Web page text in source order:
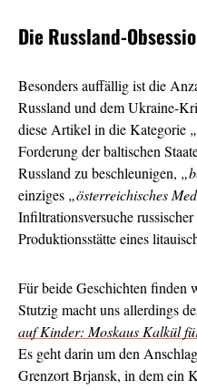
Die Russland-
Besonders auffällig ist die
Russland und dem Ukraine-
diese Artikel in die Kategorie
Forderung der baltischen
Russland zu beschleunigen,
einziges „österreichisches
Infiltrationsversuche
Produktionsstätte eines
Für beide Geschichten finden
Stutzig macht uns allerdings
auf Kinder: Moskaus Kalkül
Es geht darin um den
Grenzort Brjansk, in dem ein